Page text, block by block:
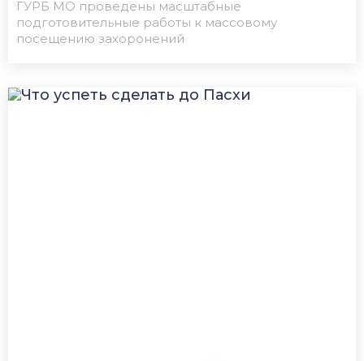
ГУРБ МО проведены масштабные
подготовительные работы к массовому
посещению захоронений